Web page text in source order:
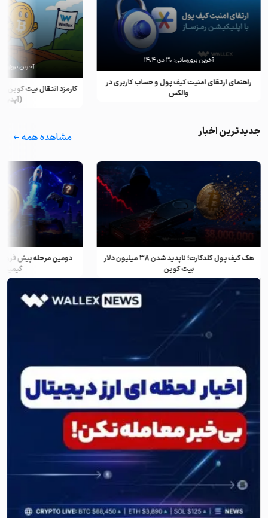
راهنمای ارتقای امنیت کیف پول و حساب کاربری در
والکس
آخرین بروزرسانی: ۳۰ دی ۱۴۰۴
کارمزد انتقال بیت کوین
(آپدیت
آخرین
جدیدترین اخبار مشاهده همه
هک کیف پول کلدکارت؛ ناپدید شدن ۳۸ میلیون دلار
بیت کوین
دومین مرحله پیش